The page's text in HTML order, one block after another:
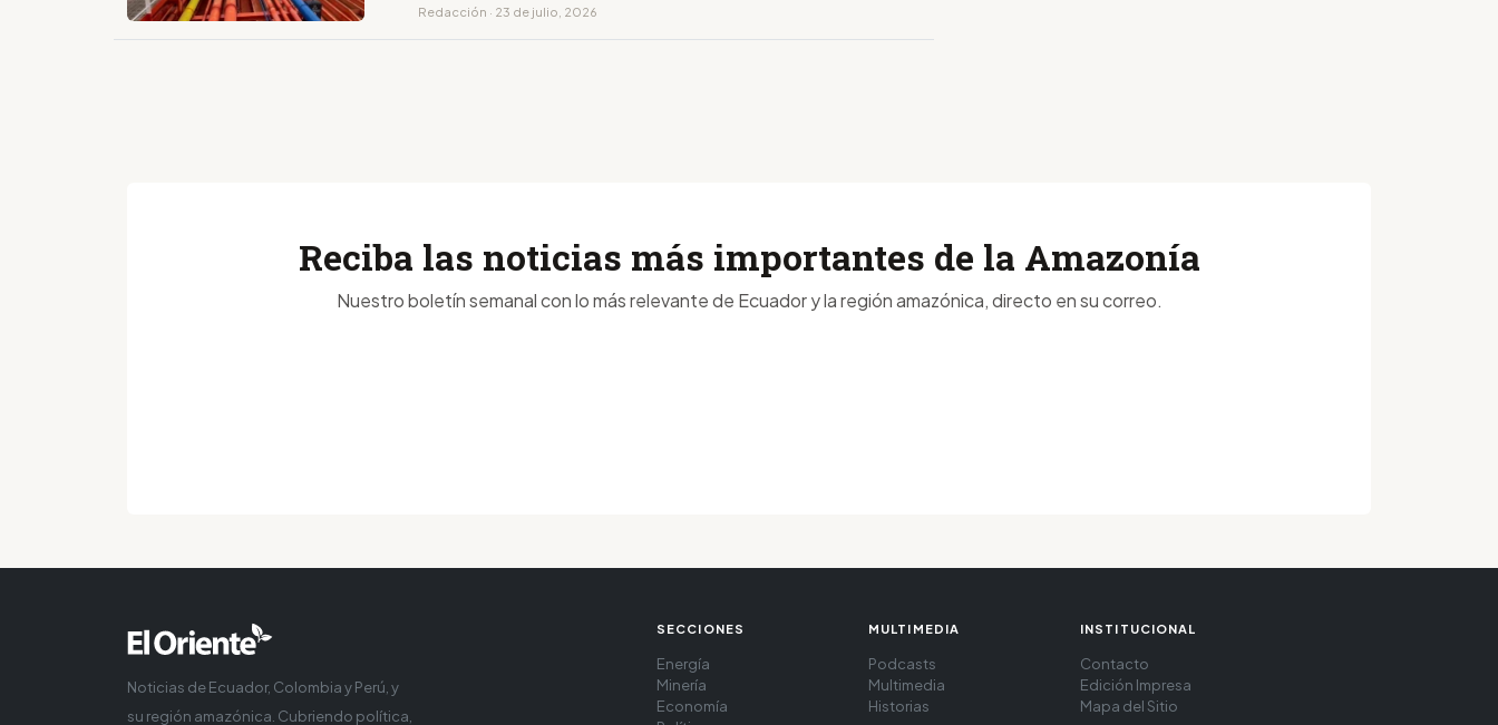
Redacción · 23 de julio, 2026
Reciba las noticias más importantes de la Amazonía
Nuestro boletín semanal con lo más relevante de Ecuador y la región amazónica, directo en su correo.
Noticias de Ecuador, Colombia y Perú, y
su región amazónica. Cubriendo política,
SECCIONES
Energía
Minería
Economía
MULTIMEDIA
Podcasts
Multimedia
Historias
INSTITUCIONAL
Contacto
Edición Impresa
Mapa del Sitio